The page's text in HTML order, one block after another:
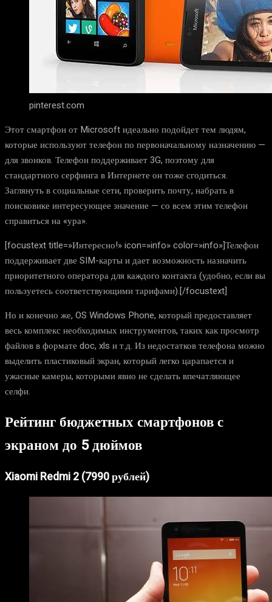
pinterest.com
Этот смартфон от Microsoft идеально подойдет тем людям,
которые используют телефон по первоначальному назначению —
для звонков. Телефон поддерживает 3G, поэтому для
стандартного серфинга в Интернете он тоже сгодиться.
Заглянуть в социальные сети, проверить почту, набрать в
поисковике интересующее значение — со всем этим телефон
справиться на «ура».
[focustext title=»Интересно!» icon=»info» color=»info»]Телефон
поддерживает две SIM-карты и дает возможность назначить
приоритетного оператора для каждого контакта (удобно, если вы
пользуетесь соответствующими тарифами).[/focustext]
Но и конечно же, OS Windows Phone, который предоставляет
весь комплекс необходимых инструментов, таких как просмотр
файлов в формате doc, xls и т.д. Из недостатков телефона можно
выделить пластиковый экран, который легко царапается и
ужасные камеры, которыми явно не сделать впечатляющее
селфи.
Рейтинг бюджетных смартфонов с
экраном до 5 дюймов
Xiaomi Redmi 2 (7990 рублей)